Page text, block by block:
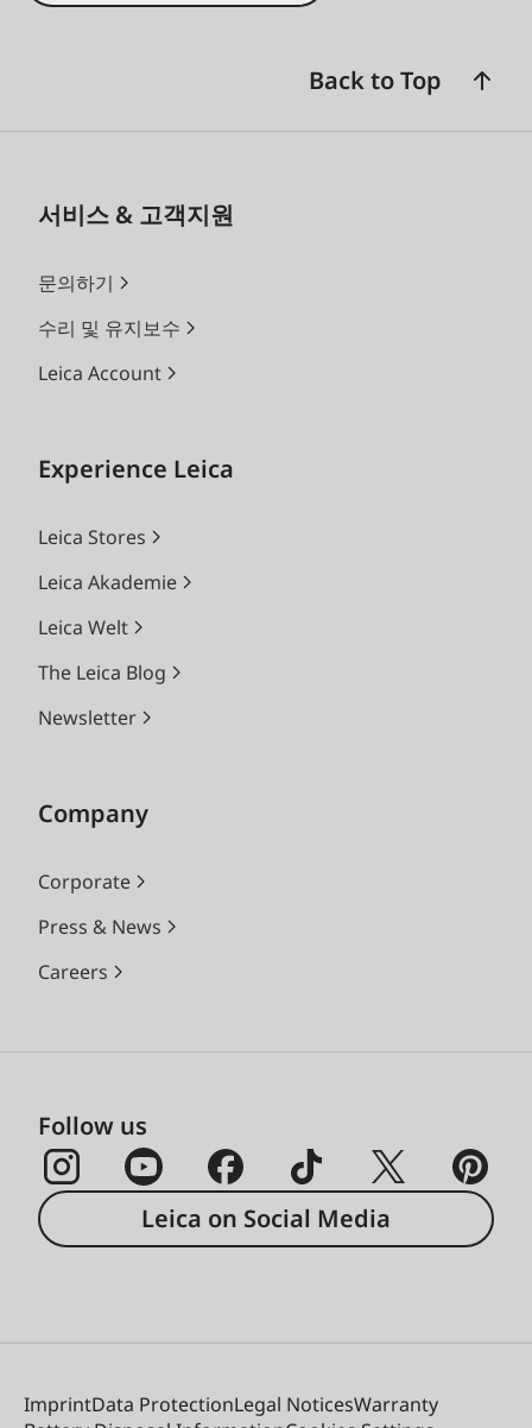
Back to Top
서비스 & 고객지원
문의하기
수리 및 유지보수
Leica Account
Experience Leica
Leica Stores
Leica Akademie
Leica Welt
The Leica Blog
Newsletter
Company
Corporate
Press & News
Careers
Follow us
Leica on Social Media
ImprintData ProtectionLegal NoticesWarranty